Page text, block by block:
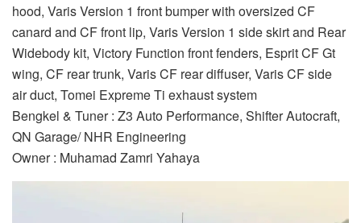
hood, Varis Version 1 front bumper with oversized CF
canard and CF front lip, Varis Version 1 side skirt and Rear
Widebody kit, Victory Function front fenders, Esprit CF Gt
wing, CF rear trunk, Varis CF rear diffuser, Varis CF side
air duct, Tomei Expreme Ti exhaust system
Bengkel & Tuner : Z3 Auto Performance, Shifter Autocraft,
QN Garage/ NHR Engineering
Owner : Muhamad Zamri Yahaya